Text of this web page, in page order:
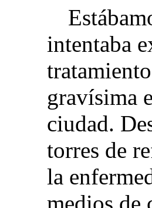
intentaba
gravísima
ciudad.
torres de
la